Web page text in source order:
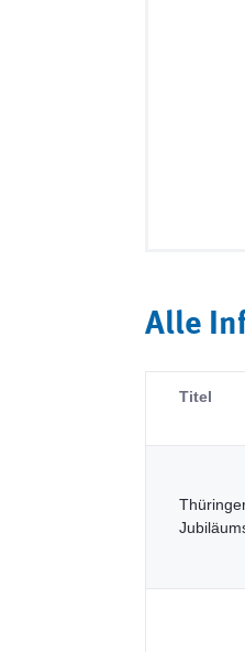
Alle
Titel